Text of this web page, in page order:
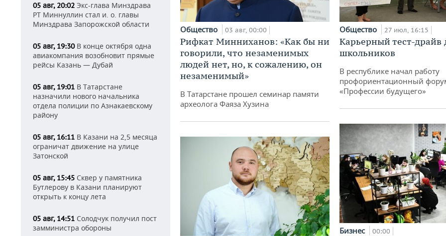
05 авг, 20:02 Экс-глава Минздрава
РТ Миннуллин стал и. о. главы
Минздрава Запорожской области
05 авг, 19:30В конце октября одна
авиакомпания возобновит прямые
рейсы Казань — Дубай
05 авг, 19:01 В Татарстане
назначили нового начальника
отдела полиции по Азнакаевскому
району
05 авг, 16:11 В Казани на 2,5 месяца
ограничат движение на улице
Затонской
05 авг, 15:45 Сквер у памятника
Бутлерову в Казани планируют
открыть к концу лета
05 авг, 14:51 Солодчук получил пост
замминистра обороны
Общество 03 авг, 00:00
Рифкат Минниханов: «Как бы ни
говорили, что незаменимых
людей нет, но, к сожалению, он
незаменимый»
В Татарстане прошел семинар памяти
археолога Фаяза Хузина
Общество 27 июл, 16:15
Карьерный тест-драйв
школьников
В республике начал работу
профориентационный
«Профессии будущего»
Бизнес 00:00